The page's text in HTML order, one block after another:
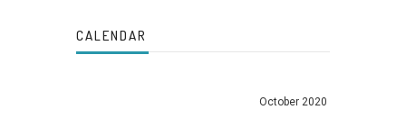
CALENDAR
October 2020